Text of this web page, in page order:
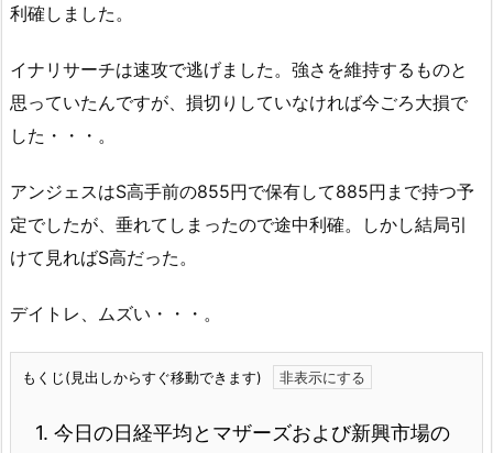
利確しました。
イナリサーチは速攻で逃げました。強さを維持するものと
思っていたんですが、損切りしていなければ今ごろ大損で
した・・・。
アンジェスはS高手前の855円で保有して885円まで持つ予
定でしたが、垂れてしまったので途中利確。しかし結局引
けて見ればS高だった。
デイトレ、ムズい・・・。
もくじ(見出しからすぐ移動できます)
1. 今日の日経平均とマザーズおよび新興市場の